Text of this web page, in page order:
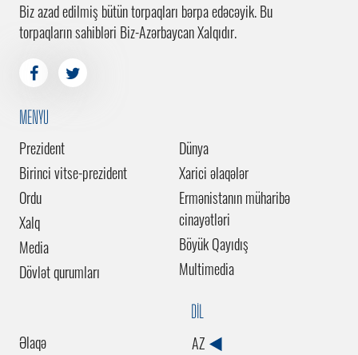
Biz azad edilmiş bütün torpaqları bərpa edəcəyik. Bu
torpaqların sahibləri Biz-Azərbaycan Xalqıdır.
MENYU
Prezident
Birinci vitse-prezident
Ordu
Xalq
Media
Dövlət qurumları
Dünya
Xarici əlaqələr
Ermənistanın müharibə
cinayətləri
Böyük Qayıdış
Multimedia
Əlaqə
DİL
AZ